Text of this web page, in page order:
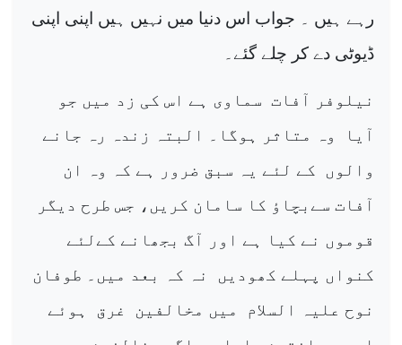
رہے ہیں ۔ جواب اس دنیا میں نہیں ہیں اپنی اپنی
ڈیوٹی دے کر چلے گئے۔
نیلوفر آفات سماوی ہے اس کی زد میں جو
آیا
وہ متاثر ہوگا۔ البتہ زندہ رہ جانے
والوں
کے لئے یہ سبق ضرور ہے کہ وہ ان
آفات سےبچاؤ کا سامان کریں، جس طرح دیگر
قوموں نے کیا ہے اور آگ بجھانے کےلئے
کنواں پہلے کھودیں
نہ کہ بعد میں۔ طوفان
نوح علیہ السلام
میں مخالفین غرق
ہوئے